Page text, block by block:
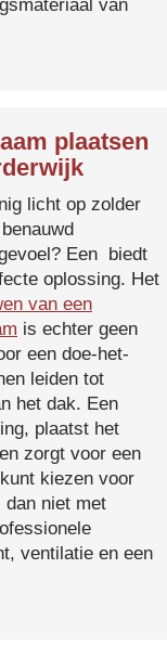
van
plaatsen
licht op zolder
Een biedt
oplossing. Het
van een
is echter geen
een doe-het-
leiden tot
het dak. Een
plaatst het
zorgt voor een
kiezen voor
niet met
ventilatie en een